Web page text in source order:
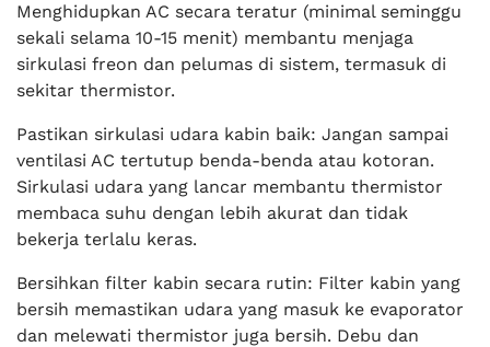
Menghidupkan AC secara teratur (minimal seminggu
sekali selama 10-15 menit) membantu menjaga
sirkulasi freon dan pelumas di sistem, termasuk di
sekitar thermistor.
Pastikan sirkulasi udara kabin baik: Jangan sampai
ventilasi AC tertutup benda-benda atau kotoran.
Sirkulasi udara yang lancar membantu thermistor
membaca suhu dengan lebih akurat dan tidak
bekerja terlalu keras.
Bersihkan filter kabin secara rutin: Filter kabin yang
bersih memastikan udara yang masuk ke evaporator
dan melewati thermistor juga bersih. Debu dan